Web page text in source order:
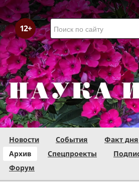
Новости События Факт дня
Архив
Спецпроекты
Форум